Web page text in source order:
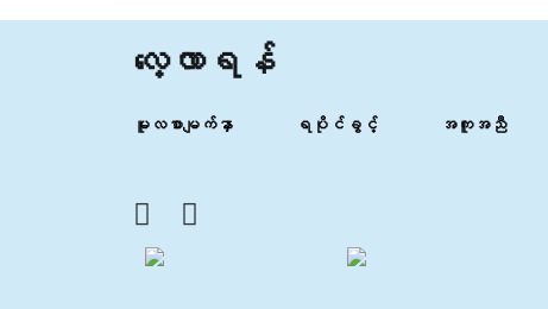
လေ့လာရန်
မူလစာမျက်နှာ ရပိုင်ခွင့် အကူအညီ